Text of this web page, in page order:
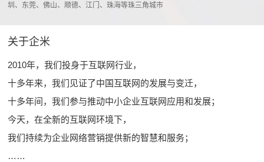
圳、东莞、佛山、顺德、江门、珠海等珠三角城市
关于企米
2010年，我们投身于互联网行业，
十多年来，我们见证了中国互联网的发展与变迁，
十多年间，我们参与推动中小企业互联网应用和发展；
今天，在全新的互联网环境下，
我们持续为企业网络营销提供新的智慧和服务；
……